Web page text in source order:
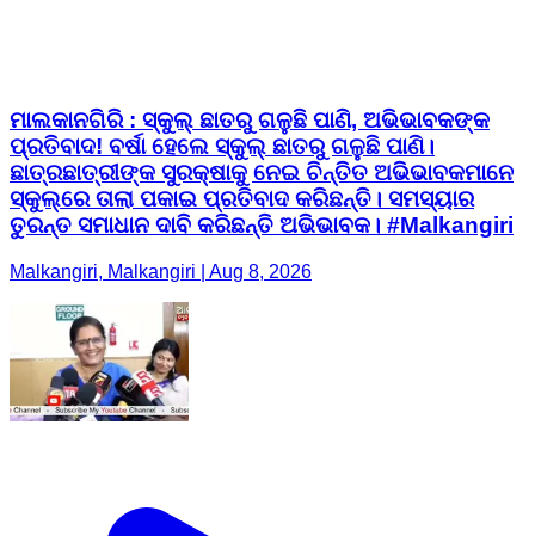
ମାଲକାନଗିରି : ସ୍କୁଲ୍ ଛାତରୁ ଗଳୁଛି ପାଣି, ଅଭିଭାବକଙ୍କ
ପ୍ରତିବାଦ! ବର୍ଷା ହେଲେ ସ୍କୁଲ୍ ଛାତରୁ ଗଳୁଛି ପାଣି।
ଛାତ୍ରଛାତ୍ରୀଙ୍କ ସୁରକ୍ଷାକୁ ନେଇ ଚିନ୍ତିତ ଅଭିଭାବକମାନେ
ସ୍କୁଲ୍‌ରେ ତାଲା ପକାଇ ପ୍ରତିବାଦ କରିଛନ୍ତି। ସମସ୍ୟାର
ତୁରନ୍ତ ସମାଧାନ ଦାବି କରିଛନ୍ତି ଅଭିଭାବକ। #Malkangiri
Malkangiri, Malkangiri | Aug 8, 2026